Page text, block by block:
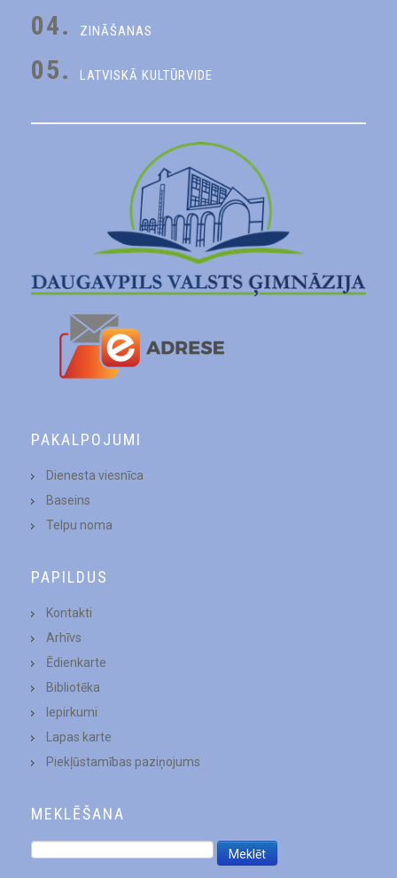
04. ZINĀŠANAS
05. LATVISKĀ KULTŪRVIDE
PAKALPOJUMI
Dienesta viesnīca
Baseins
Telpu noma
PAPILDUS
Kontakti
Arhīvs
Ēdienkarte
Bibliotēka
Iepirkumi
Lapas karte
Piekļūstamības paziņojums
MEKLĒŠANA